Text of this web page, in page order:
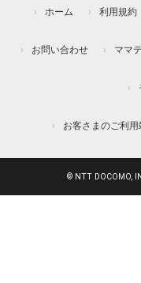
ホーム 利用規約
お問い合わせ ママ
お客さまのご利
© NTT DOCOMO,